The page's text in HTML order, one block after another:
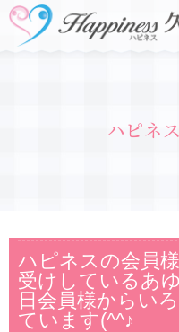
ハピネ
ハピネスの会員
受けしているあ
日会員様からい
ています(^^♪